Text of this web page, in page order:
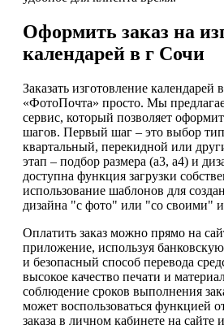
Оформить заказ на
календарей в г Сочи
Заказать изготовление
«ФотоПочта» просто. Мы
сервис, который позволяет
шагов. Первый шаг – это выбор
квартальный, перекидной или
этап – подбор размера (а3, а4) и
доступна функция загрузки
использование шаблонов для
дизайна "с фото" или "со своими"
Оплатить заказ можно прямо на
приложение, используя
и безопасный способ перевода
высокое качество печати и
соблюдение сроков выполнения
может воспользоваться функцией
заказа в личном кабинете на